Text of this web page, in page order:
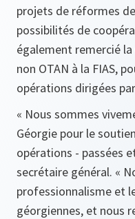
projets de réformes
possibilités de
également remercié
non OTAN à la FIAS,
opérations dirigées
« Nous sommes
Géorgie pour le
opérations - passées
secrétaire général. «
professionnalisme et
géorgiennes, et nous